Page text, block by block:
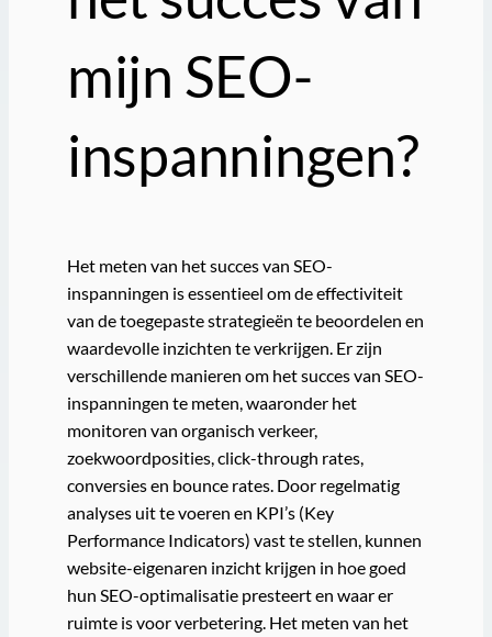
mijn SEO-
inspanningen?
Het meten van het succes van SEO-
inspanningen is essentieel om de effectiviteit
van de toegepaste strategieën te beoordelen en
waardevolle inzichten te verkrijgen. Er zijn
verschillende manieren om het succes van SEO-
inspanningen te meten, waaronder het
monitoren van organisch verkeer,
zoekwoordposities, click-through rates,
conversies en bounce rates. Door regelmatig
analyses uit te voeren en KPI’s (Key
Performance Indicators) vast te stellen, kunnen
website-eigenaren inzicht krijgen in hoe goed
hun SEO-optimalisatie presteert en waar er
ruimte is voor verbetering. Het meten van het